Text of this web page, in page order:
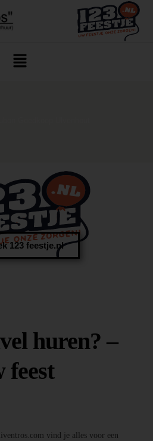
123 feestje.nl
huren? –
feest
vind je alles voor een